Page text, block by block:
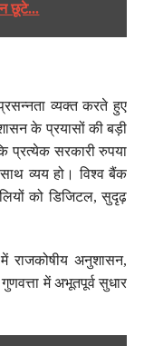
छूटे...
व्यक्त करते हुए
के प्रयासों की बड़ी
प्रत्येक सरकारी रुपया
साथ व्यय हो। विश्व बैंक
को डिजिटल, सुदृढ़
राजकोषीय अनुशासन,
में अभूतपूर्व सुधार